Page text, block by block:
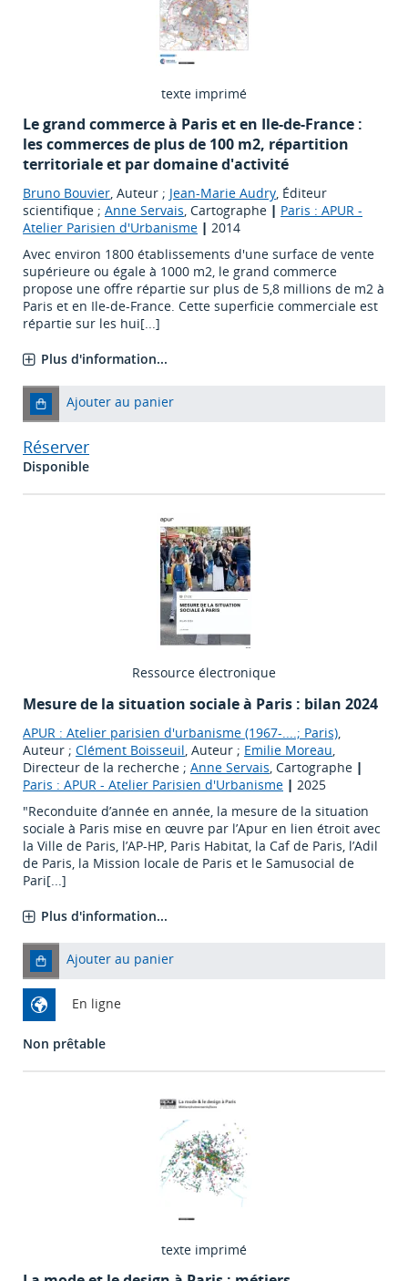
texte imprimé
Le grand commerce à Paris et en Ile-de-France :
les commerces de plus de 100 m2, répartition
territoriale et par domaine d'activité
Bruno Bouvier, Auteur ; Jean-Marie Audry, Éditeur
scientifique ; Anne Servais, Cartographe | Paris : APUR -
Atelier Parisien d'Urbanisme | 2014
Avec environ 1800 établissements d'une surface de vente
supérieure ou égale à 1000 m2, le grand commerce
propose une offre répartie sur plus de 5,8 millions de m2 à
Paris et en Ile-de-France. Cette superficie commerciale est
répartie sur les hui[...]
Plus d'information...
Ajouter au panier
Réserver
Disponible
Ressource électronique
Mesure de la situation sociale à Paris : bilan 2024
APUR : Atelier parisien d'urbanisme (1967-....; Paris),
Auteur ; Clément Boisseuil, Auteur ; Emilie Moreau,
Directeur de la recherche ; Anne Servais, Cartographe |
Paris : APUR - Atelier Parisien d'Urbanisme | 2025
"Reconduite d’année en année, la mesure de la situation
sociale à Paris mise en œuvre par l’Apur en lien étroit avec
la Ville de Paris, l’AP-HP, Paris Habitat, la Caf de Paris, l’Adil
de Paris, la Mission locale de Paris et le Samusocial de
Pari[...]
Plus d'information...
Ajouter au panier
En ligne
Non prêtable
texte imprimé